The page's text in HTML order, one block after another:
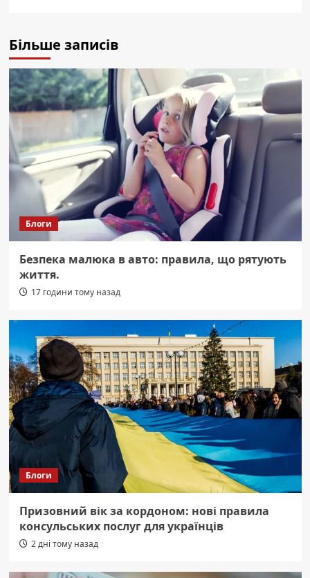
Більше записів
Блоги
Безпека малюка в авто: правила, що рятують
життя.
17 години тому назад
Блоги
Призовний вік за кордоном: нові правила
консульських послуг для українців
2 дні тому назад